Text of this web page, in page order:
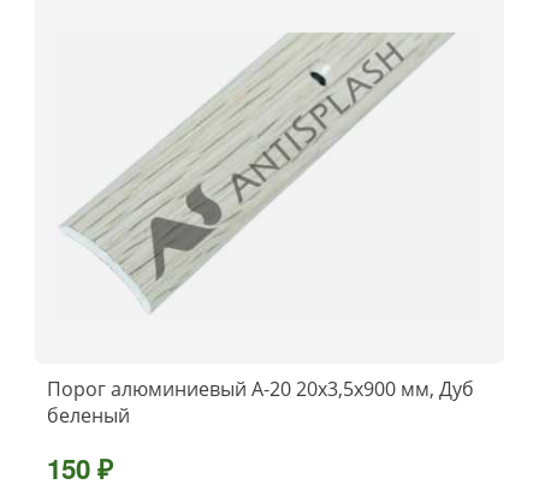
Порог алюминиевый А-20 20х3,5x900 мм, Дуб
беленый
150 ₽